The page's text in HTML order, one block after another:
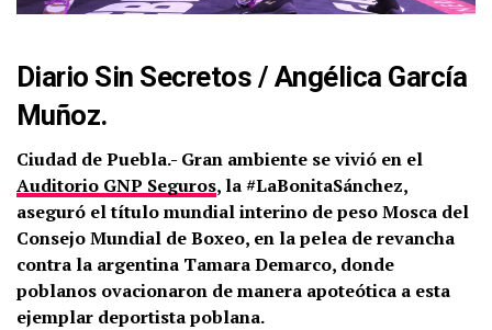
Diario Sin Secretos / Angélica García
Muñoz.
Ciudad de Puebla.- Gran ambiente se vivió en el
Auditorio GNP Seguros, la #LaBonitaSánchez,
aseguró el título mundial interino de peso Mosca del
Consejo Mundial de Boxeo, en la pelea de revancha
contra la argentina Tamara Demarco, donde
poblanos ovacionaron de manera apoteótica a esta
ejemplar deportista poblana.